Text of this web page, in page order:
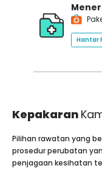
Hantar
Kepakaran
Pilihan rawatan yang
prosedur perubatan
penjagaan kesihatan